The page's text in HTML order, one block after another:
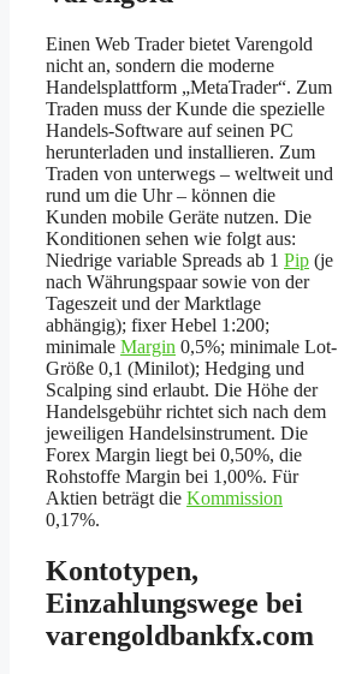
Einen Web Trader bietet Varengold
nicht an, sondern die moderne
Handelsplattform „MetaTrader“. Zum
Traden muss der Kunde die spezielle
Handels-Software auf seinen PC
herunterladen und installieren. Zum
Traden von unterwegs – weltweit und
rund um die Uhr – können die
Kunden mobile Geräte nutzen. Die
Konditionen sehen wie folgt aus:
Niedrige variable Spreads ab 1 Pip (je
nach Währungspaar sowie von der
Tageszeit und der Marktlage
abhängig); fixer Hebel 1:200;
minimale Margin 0,5%; minimale Lot-
Größe 0,1 (Minilot); Hedging und
Scalping sind erlaubt. Die Höhe der
Handelsgebühr richtet sich nach dem
jeweiligen Handelsinstrument. Die
Forex Margin liegt bei 0,50%, die
Rohstoffe Margin bei 1,00%. Für
Aktien beträgt die Kommission
0,17%.
Kontotypen,
Einzahlungswege bei
varengoldbankfx.com